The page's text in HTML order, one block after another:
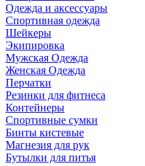
Одежда и аксессуары
Спортивная одежда
Шейкеры
Экипировка
Мужская Одежда
Женская Одежда
Перчатки
Резинки для фитнеса
Контейнеры
Спортивные сумки
Бинты кистевые
Магнезия для рук
Бутылки для питья